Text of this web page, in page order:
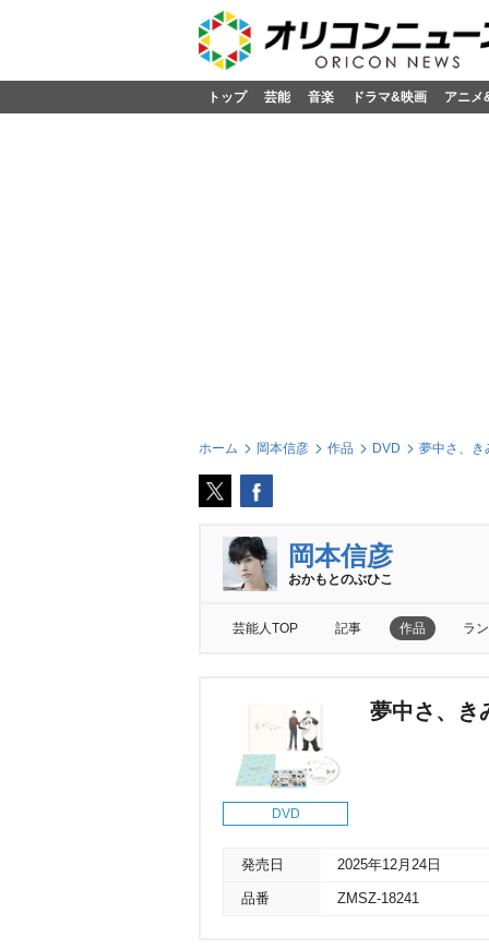
トップ 芸能 音楽 ドラマ&映画 アニメ
ホーム 岡本信彦 作品 DVD 夢中さ、き
岡本信彦
おかもとのぶひこ
芸能人TOP 記事 作品 ラ
DVD
夢中さ、き
発売日 2025年12月24日
品番 ZMSZ-18241